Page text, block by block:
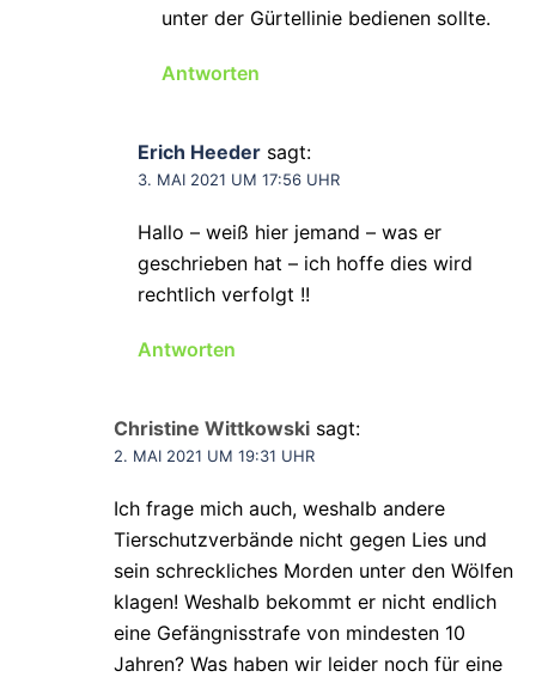
unter der Gürtellinie bedienen sollte.
Antworten
Erich Heeder sagt:
3. MAI 2021 UM 17:56 UHR
Hallo – weiß hier jemand – was er
geschrieben hat – ich hoffe dies wird
rechtlich verfolgt !!
Antworten
Christine Wittkowski sagt:
2. MAI 2021 UM 19:31 UHR
Ich frage mich auch, weshalb andere
Tierschutzverbände nicht gegen Lies und
sein schreckliches Morden unter den Wölfen
klagen! Weshalb bekommt er nicht endlich
eine Gefängnisstrafe von mindesten 10
Jahren? Was haben wir leider noch für eine